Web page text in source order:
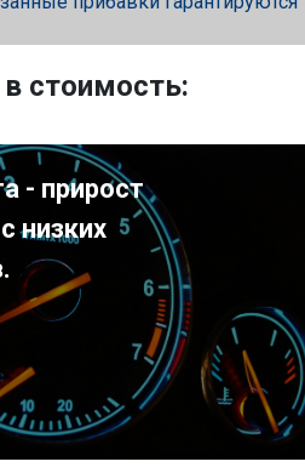
стоимость:
- прирост
низких